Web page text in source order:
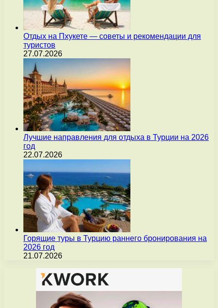
Отдых на Пхукете — советы и рекомендации для
туристов
27.07.2026
Лучшие направления для отдыха в Турции на 2026
год
22.07.2026
Горящие туры в Турцию раннего бронирования на
2026 год
21.07.2026